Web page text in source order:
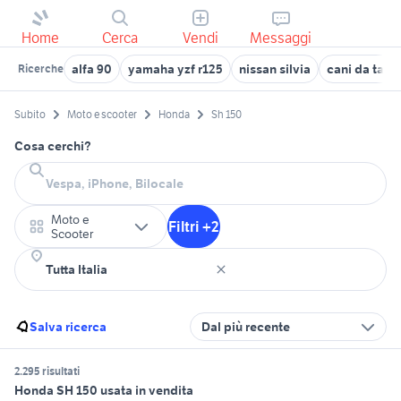
Home Cerca Vendi Messaggi
Ricerche alfa 90 yamaha yzf r125 nissan silvia cani da
Subito Moto e scooter Honda Sh 150
Cosa cerchi?
Moto e
Scooter
Filtri +2
Salva ricerca Dal più recente
2.295 risultati
Honda SH 150 usata in vendita